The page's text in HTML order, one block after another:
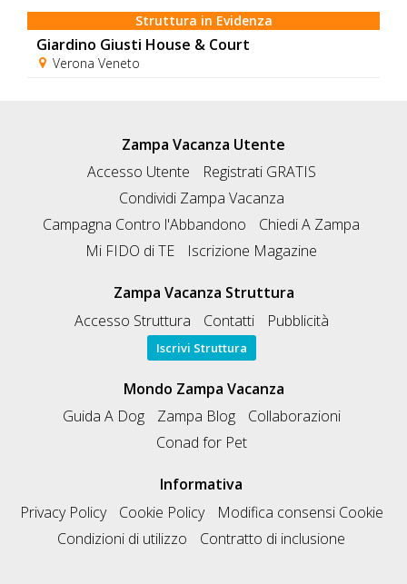
Struttura in Evidenza
Giardino Giusti House & Court
Verona Veneto
Zampa Vacanza Utente
Accesso Utente
Registrati GRATIS
Condividi Zampa Vacanza
Campagna Contro l'Abbandono
Chiedi A Zampa
Mi FIDO di TE
Iscrizione Magazine
Zampa Vacanza Struttura
Accesso Struttura
Contatti Pubblicità
Iscrivi Struttura
Mondo Zampa Vacanza
Guida A Dog
Zampa Blog
Collaborazioni
Conad for Pet
Informativa
Privacy Policy
Cookie Policy
Modifica consensi Cookie
Condizioni di utilizzo
Contratto di inclusione